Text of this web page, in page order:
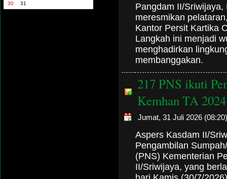
30
31
​Pangdam II/
meresmikan
Kantor Persit Kartika
Langkah ini menjadi
menghadirkan
membanggakan.
217 PNS ikuti
Kemhan TA 2024
Jumat, 31 Juli 2026 (08:20)
Aspers Kasdam II/
Pengambilan
(PNS) Kementerian
II/Sriwijaya, yang